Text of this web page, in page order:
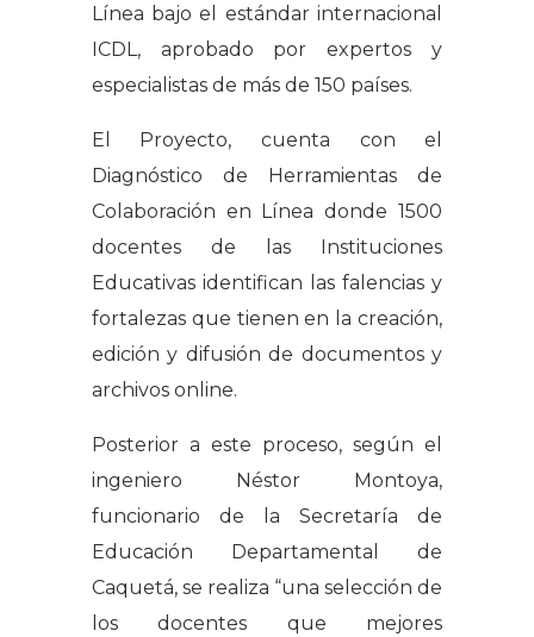
Línea bajo el estándar internacional
ICDL, aprobado por expertos y
especialistas de más de 150 países.
El Proyecto, cuenta con el
Diagnóstico de Herramientas de
Colaboración en Línea donde 1500
docentes de las Instituciones
Educativas identifican las falencias y
fortalezas que tienen en la creación,
edición y difusión de documentos y
archivos online.
Posterior a este proceso, según el
ingeniero Néstor Montoya,
funcionario de la Secretaría de
Educación Departamental de
Caquetá, se realiza “una selección de
los docentes que mejores